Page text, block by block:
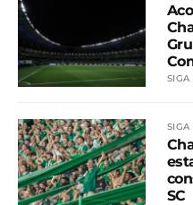
SIGA
SIGA
SC